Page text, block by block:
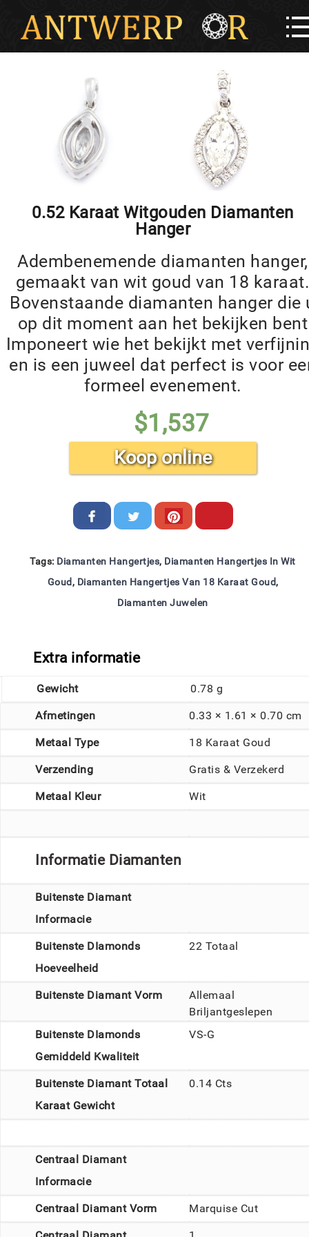
0.52 Karaat Witgouden Diamanten
Hanger
Adembenemende diamanten hanger,
gemaakt van wit goud van 18
Bovenstaande diamanten hanger die
op dit moment aan het bekijken bent
Imponeert wie het bekijkt met
en is een juweel dat perfect is voor
formeel evenement.
$1,537
Koop online
Tags: Diamanten Hangertjes, Diamanten Hangertjes In Wit
Goud, Diamanten Hangertjes Van 18 Karaat Goud,
Diamanten Juwelen
Extra informatie
Gewicht 0.78 g
Afmetingen 0.33 × 1.61 × 0.70 cm
Metaal Type 18 Karaat Goud
Verzending Gratis & Verzekerd
Metaal Kleur Wit
Informatie Diamanten
Buitenste Diamant
Informacie
Buitenste DIamonds
Hoeveelheid
22 Totaal
Buitenste Diamant Vorm
Allemaal
Briljantgeslepen
Buitenste DIamonds
Gemiddeld Kwaliteit
VS-G
Buitenste Diamant Totaal
Karaat Gewicht
0.14 Cts
Centraal Diamant
Informacie
Centraal Diamant Vorm Marquise Cut